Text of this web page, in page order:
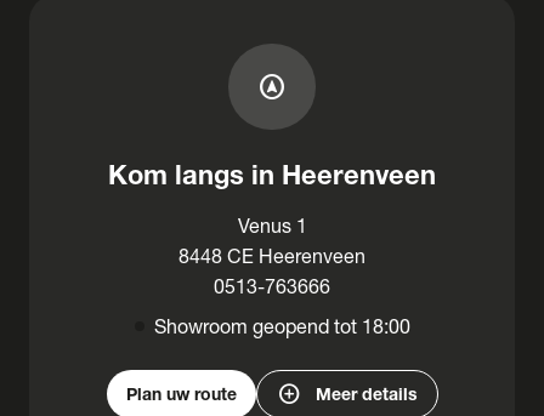
assistant_navigation
Kom langs in Heerenveen
Venus 1
8448 CE Heerenveen
0513-763666
Showroom geopend tot 18:00
Plan uw route add_circle Meer details